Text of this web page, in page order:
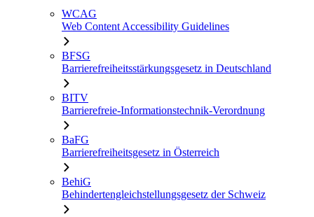
WCAG
Web Content Accessibility Guidelines
BFSG
Barrierefreiheitsstärkungsgesetz in Deutschland
BITV
Barrierefreie-Informationstechnik-Verordnung
BaFG
Barrierefreiheitsgesetz in Österreich
BehiG
Behindertengleichstellungsgesetz der Schweiz